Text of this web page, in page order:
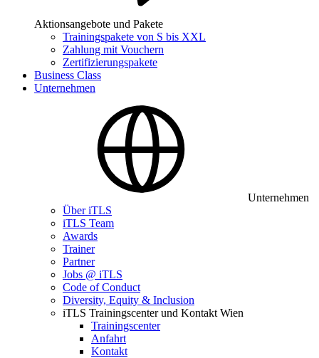
Aktionsangebote und Pakete
Trainingspakete von S bis XXL
Zahlung mit Vouchern
Zertifizierungspakete
Business Class
Unternehmen
Unternehmen
Über iTLS
iTLS Team
Awards
Trainer
Partner
Jobs @ iTLS
Code of Conduct
Diversity, Equity & Inclusion
iTLS Trainingscenter und Kontakt Wien
Trainingscenter
Anfahrt
Kontakt